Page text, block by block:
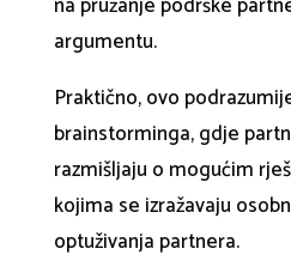
argumentu.
Praktično, ovo
brainstorminga, gdje
razmišljaju o mogućim
kojima se izražavaju
optuživanja partnera.